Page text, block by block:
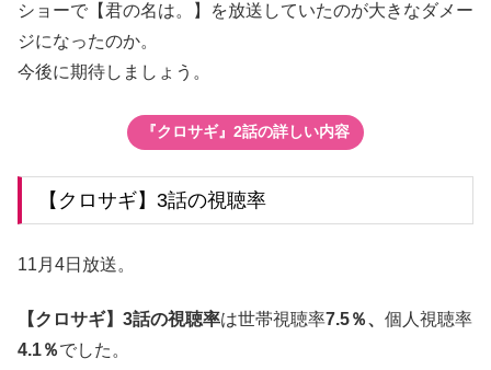
ショーで【君の名は。】を放送していたのが大きなダメー
ジになったのか。
今後に期待しましょう。
『クロサギ』2話の詳しい内容
【クロサギ】3話の視聴率
11月4日放送。
【クロサギ】3話の視聴率は世帯視聴率7.5％、 個人視聴率
4.1％でした。